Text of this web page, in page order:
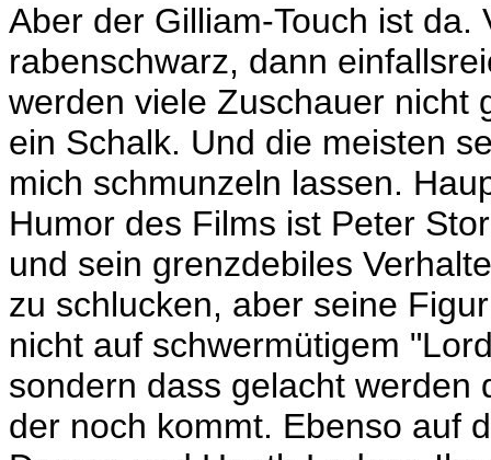
Aber der Gilliam-Touch ist
rabenschwarz, dann
werden viele Zuschauer nicht
ein Schalk. Und die meisten
mich schmunzeln lassen.
Humor des Films ist Peter
und sein grenzdebiles
zu schlucken, aber seine
nicht auf schwermütigem
sondern dass gelacht werden
der noch kommt. Ebenso auf